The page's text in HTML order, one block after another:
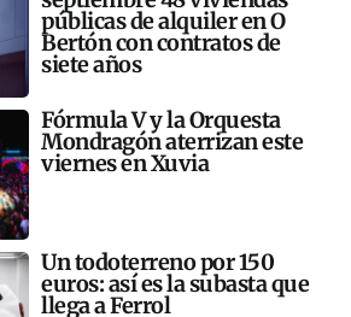
públicas de alquiler en O
Bertón con contratos de
siete años
Fórmula V y la Orquesta
Mondragón aterrizan este
viernes en Xuvia
Un todoterreno por 150
euros: así es la subasta que
llega a Ferrol